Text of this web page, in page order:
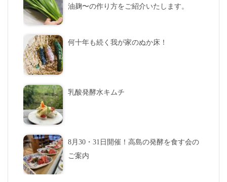
油麹〜の作り方をご紹介いたします。
何十年も続く我が家のぬか床！
乳酸発酵水キムチ
8月30・31日開催！高島の発酵を食す会の
ご案内